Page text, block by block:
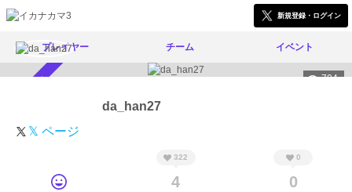
新規登録・ログイン
プレイヤー チーム イベント
704
da_han27
𝕏 ページ
322
4
0
0